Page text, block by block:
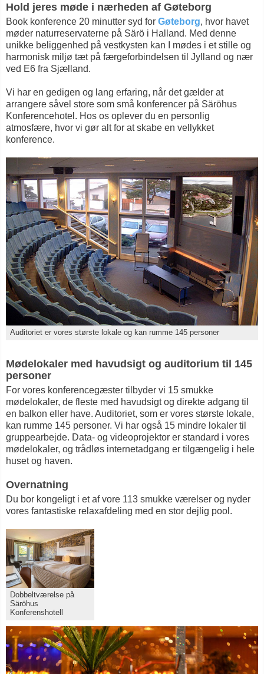
Hold jeres møde i nærheden af Gøteborg
Book konference 20 minutter syd for Gøteborg, hvor havet
møder naturreservaterne på Särö i Halland. Med denne
unikke beliggenhed på vestkysten kan I mødes i et stille og
harmonisk miljø tæt på færgeforbindelsen til Jylland og nær
ved E6 fra Sjælland.
Vi har en gedigen og lang erfaring, når det gælder at
arrangere såvel store som små konferencer på Säröhus
Konferencehotel. Hos os oplever du en personlig
atmosfære, hvor vi gør alt for at skabe en vellykket
konference.
Auditoriet er vores største lokale og kan rumme 145 personer
Mødelokaler med havudsigt og auditorium til 145
personer
For vores konferencegæster tilbyder vi 15 smukke
mødelokaler, de fleste med havudsigt og direkte adgang til
en balkon eller have. Auditoriet, som er vores største lokale,
kan rumme 145 personer. Vi har også 15 mindre lokaler til
gruppearbejde. Data- og videoprojektor er standard i vores
mødelokaler, og trådløs internetadgang er tilgængelig i hele
huset og haven.
Overnatning
Du bor kongeligt i et af vore 113 smukke værelser og nyder
vores fantastiske relaxafdeling med en stor dejlig pool.
Dobbeltværelse på
Säröhus
Konferenshotell